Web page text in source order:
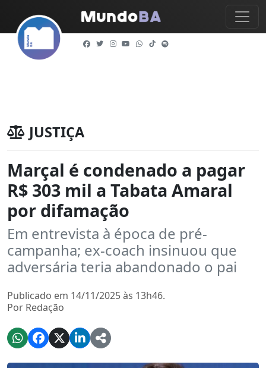
JUSTIÇA
Marçal é condenado a pagar
R$ 303 mil a Tabata Amaral
por difamação
Em entrevista à época de pré-
campanha; ex-coach insinuou que
adversária teria abandonado o pai
Publicado em 14/11/2025 às 13h46.
Por Redação